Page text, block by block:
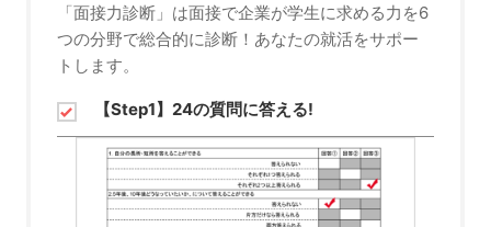
「面接力診断」は面接で企業が学生に求める力を6
つの分野で総合的に診断！あなたの就活をサポー
トします。
【Step1】24の質問に答える!